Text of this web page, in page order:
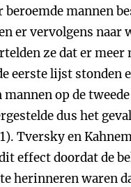
beroemde mannen
er vervolgens naar
ze dat er meer
eerste lijst stonden
mannen op de
dus het
Tversky en
effect doordat de
herinneren waren